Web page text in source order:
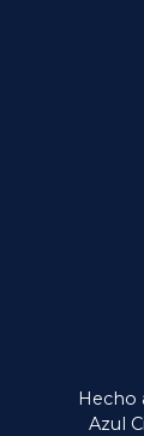
Hecho
Azul